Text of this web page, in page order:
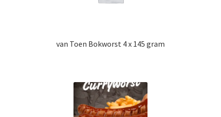
van Toen Bokworst 4 x 145 gram